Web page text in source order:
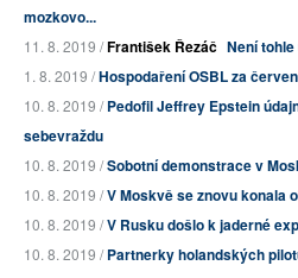
mozkovo...
11. 8. 2019 /František Řezáč Není
1. 8. 2019 /Hospodaření OSBL za
10. 8. 2019 /Pedofil Jeffrey Epstein
sebevraždu
10. 8. 2019 /Sobotní demonstrace v
10. 8. 2019 /V Moskvě se znovu konala
10. 8. 2019 /V Rusku došlo k jaderné
10. 8. 2019 /Partnerky holandských